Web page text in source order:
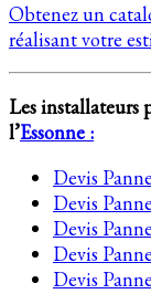
Obtenez un
réalisant votre
Les installateurs
l’Essonne :
Devis
Devis
Devis
Devis
Devis